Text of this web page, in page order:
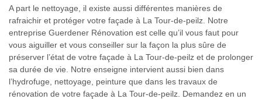
A part le nettoyage, il existe aussi différentes manières de
rafraichir et protéger votre façade à La Tour-de-peilz. Notre
entreprise Guerdener Rénovation est celle qu’il vous faut pour
vous aiguiller et vous conseiller sur la façon la plus sûre de
préserver l’état de votre façade à La Tour-de-peilz et de prolonger
sa durée de vie. Notre enseigne intervient aussi bien dans
l’hydrofuge, nettoyage, peinture que dans les travaux de
rénovation de votre façade à La Tour-de-peilz. Demandez en un